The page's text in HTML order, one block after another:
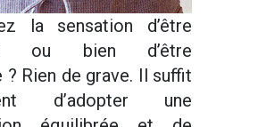
la sensation d’être
ou bien d’être
? Rien de grave. Il suffit
d’adopter une